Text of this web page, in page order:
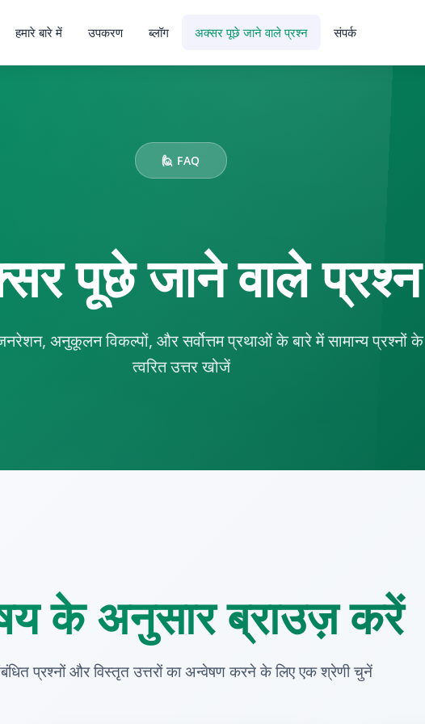
हमारे बारे में उपकरण ब्लॉग अक्सर पूछे जाने वाले प्रश्न संपर्क
🙋 FAQ
पूछे जाने वाले प्रश्न
अनुकूलन विकल्पों, और सर्वोत्तम प्रथाओं के बारे में सामान्य प्रश्नों के
त्वरित उत्तर खोजें
के अनुसार ब्राउज़ करें
प्रश्नों और विस्तृत उत्तरों का अन्वेषण करने के लिए एक श्रेणी चुनें